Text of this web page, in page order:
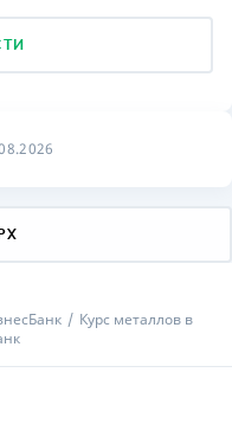
Курс металлов в